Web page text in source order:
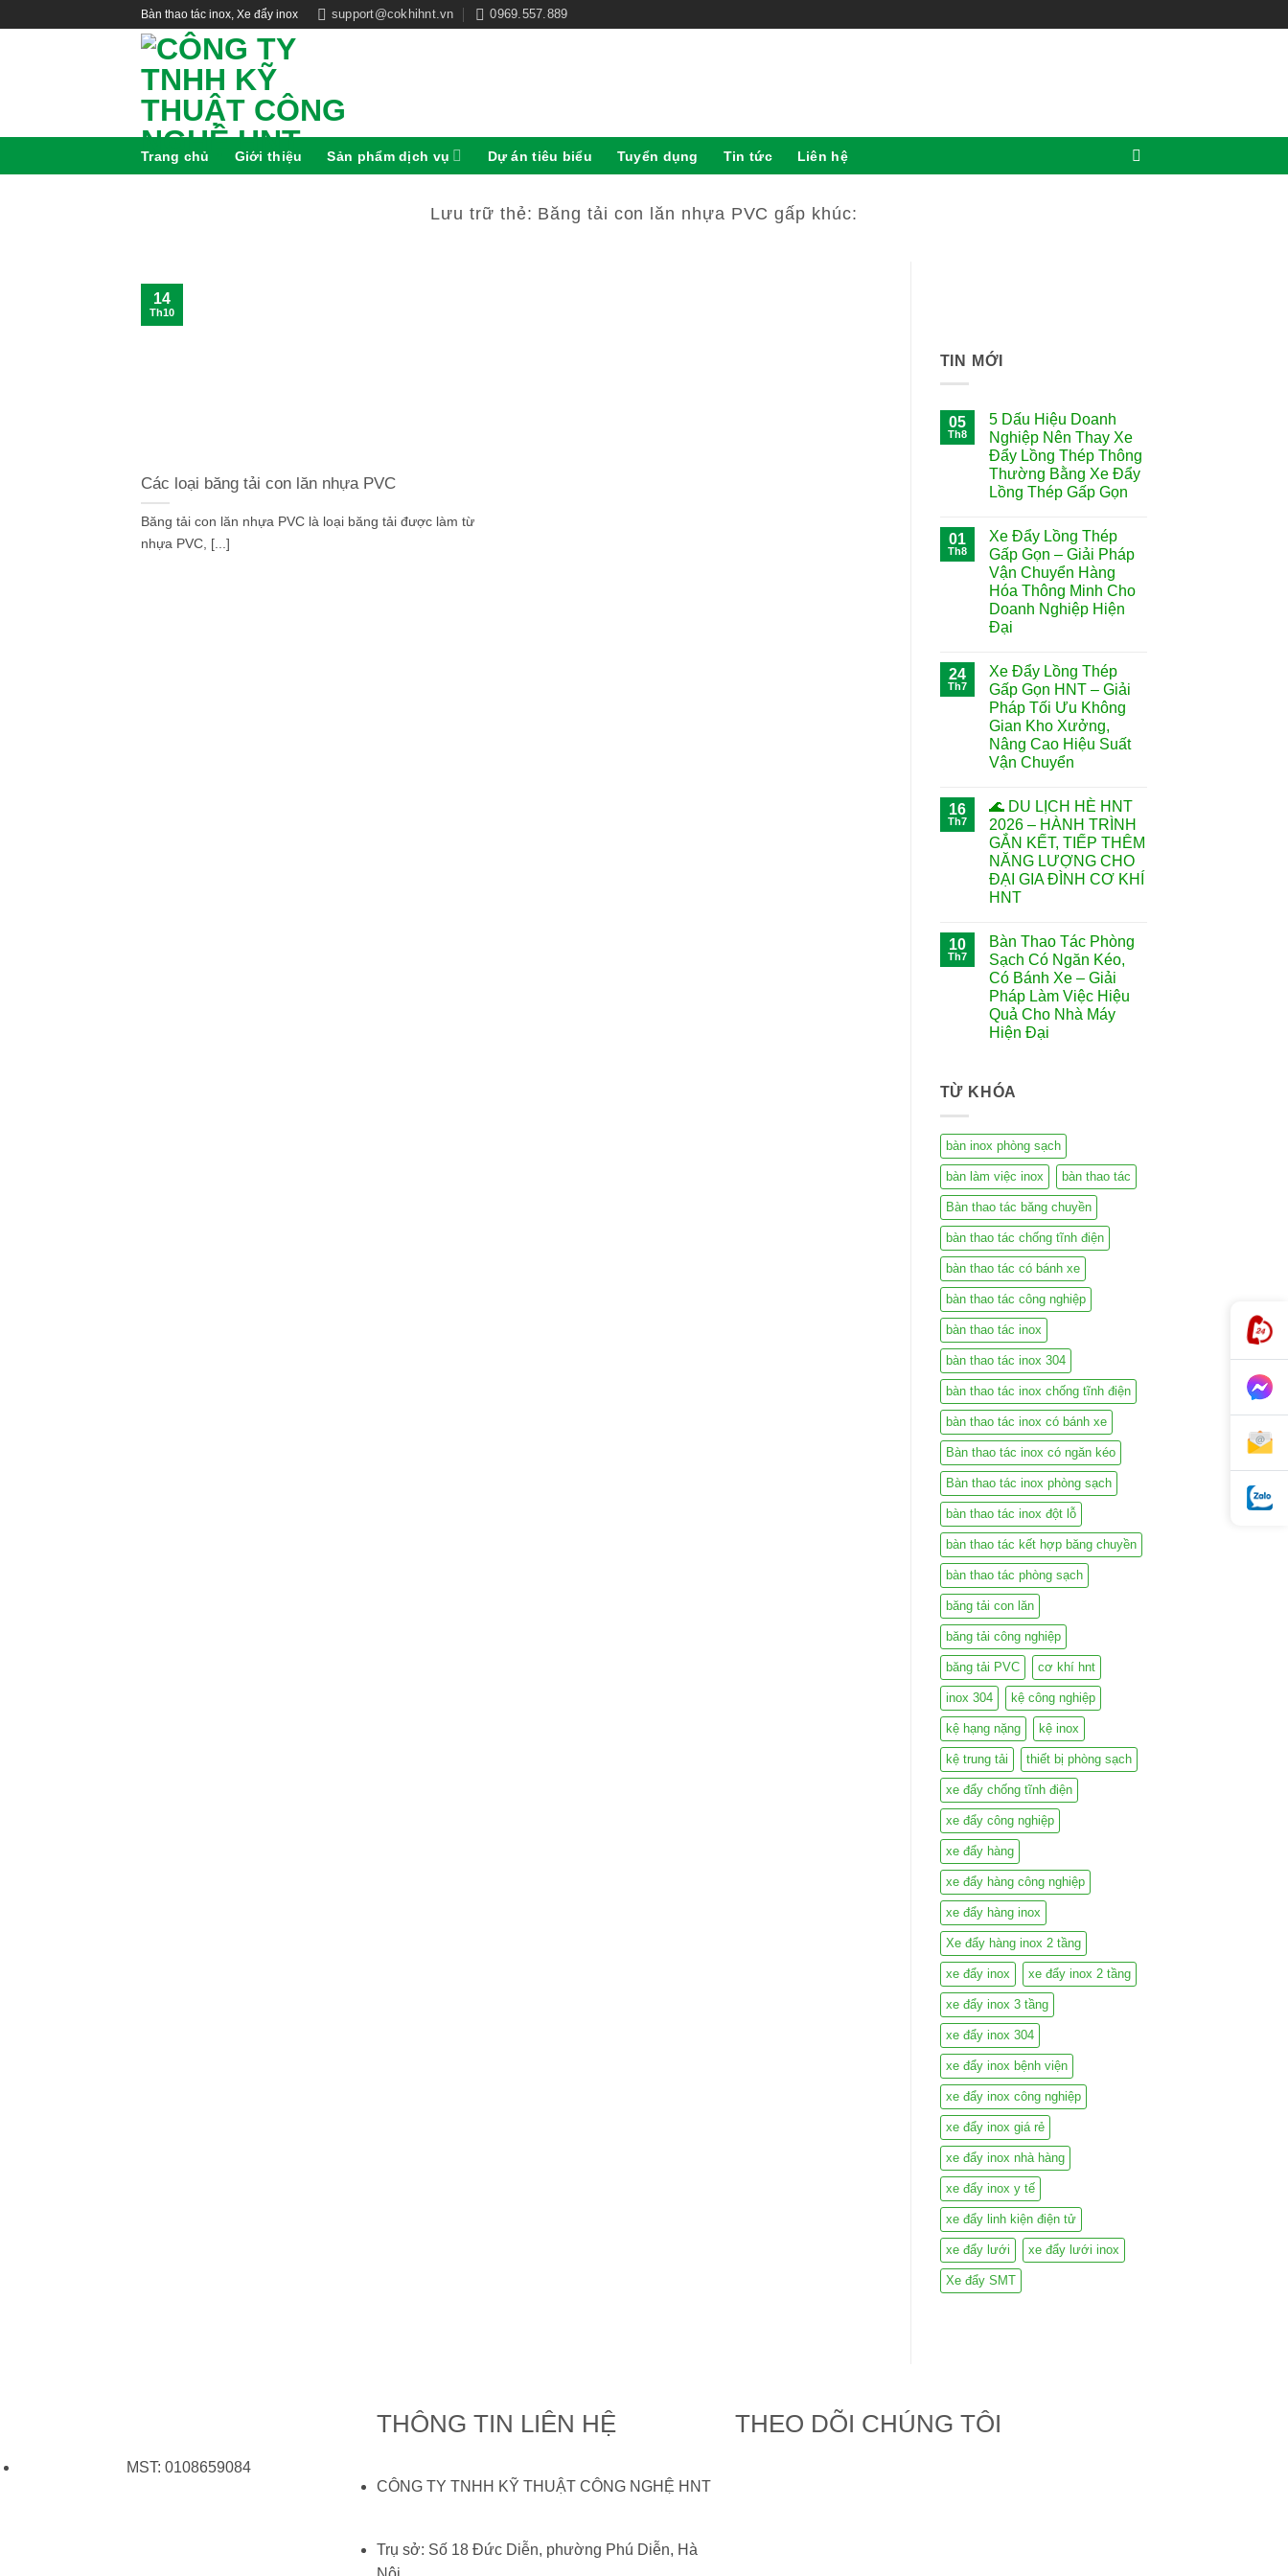
Bàn thao tác inox, Xe đẩy inox support@cokhihnt.vn 0969.557.889
Trang chủ Giới thiệu Sản phẩm dịch vụ Dự án tiêu biểu Tuyển dụng Tin tức Liên hệ
Lưu trữ thẻ: Băng tải con lăn nhựa PVC gấp khúc:
Các loại băng tải con lăn nhựa PVC
Băng tải con lăn nhựa PVC là loại băng tải được làm từ
nhựa PVC, [...]
14
Th10
TIN MỚI
05
Th8
5 Dấu Hiệu Doanh
Nghiệp Nên Thay Xe
Đẩy Lồng Thép Thông
Thường Bằng Xe Đẩy
Lồng Thép Gấp Gọn
01
Th8
Xe Đẩy Lồng Thép
Gấp Gọn – Giải Pháp
Vận Chuyển Hàng
Hóa Thông Minh Cho
Doanh Nghiệp Hiện
Đại
24
Th7
Xe Đẩy Lồng Thép
Gấp Gọn HNT – Giải
Pháp Tối Ưu Không
Gian Kho Xưởng,
Nâng Cao Hiệu Suất
Vận Chuyển
16
Th7
🌊 DU LỊCH HÈ HNT
2026 – HÀNH TRÌNH
GẮN KẾT, TIẾP THÊM
NĂNG LƯỢNG CHO
ĐẠI GIA ĐÌNH CƠ KHÍ
HNT
10
Th7
Bàn Thao Tác Phòng
Sạch Có Ngăn Kéo,
Có Bánh Xe – Giải
Pháp Làm Việc Hiệu
Quả Cho Nhà Máy
Hiện Đại
TỪ KHÓA
bàn inox phòng sạch
bàn làm việc inox bàn thao tác
Bàn thao tác băng chuyền
bàn thao tác chống tĩnh điện
bàn thao tác có bánh xe
bàn thao tác công nghiệp
bàn thao tác inox
bàn thao tác inox 304
bàn thao tác inox chống tĩnh điện
bàn thao tác inox có bánh xe
Bàn thao tác inox có ngăn kéo
Bàn thao tác inox phòng sạch
bàn thao tác inox đột lỗ
bàn thao tác kết hợp băng chuyền
bàn thao tác phòng sạch
băng tải con lăn
băng tải công nghiệp
băng tải PVC cơ khí hnt
inox 304 kệ công nghiệp
kệ hạng nặng kệ inox
kệ trung tải thiết bị phòng sạch
xe đẩy chống tĩnh điện
xe đẩy công nghiệp
xe đẩy hàng
xe đẩy hàng công nghiệp
xe đẩy hàng inox
Xe đẩy hàng inox 2 tầng
xe đẩy inox xe đẩy inox 2 tầng
xe đẩy inox 3 tầng
xe đẩy inox 304
xe đẩy inox bệnh viện
xe đẩy inox công nghiệp
xe đẩy inox giá rẻ
xe đẩy inox nhà hàng
xe đẩy inox y tế
xe đẩy linh kiện điện tử
xe đẩy lưới xe đẩy lưới inox
Xe đẩy SMT
MST: 0108659084
THÔNG TIN LIÊN HỆ
CÔNG TY TNHH KỸ THUẬT CÔNG NGHỆ HNT
Trụ sở: Số 18 Đức Diễn, phường Phú Diễn, Hà
THEO DÕI CHÚNG TÔI